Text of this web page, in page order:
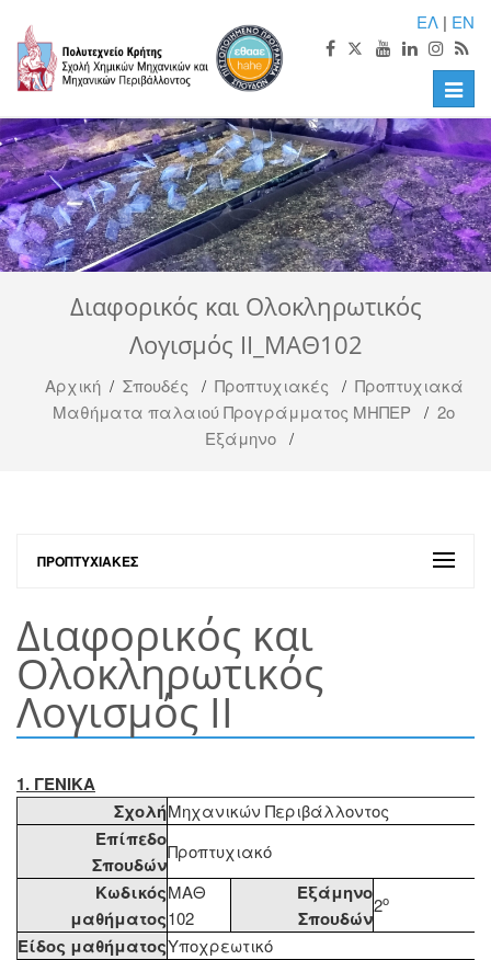
ΕΛ | EN
Toggle
Διαφορικός και Ολοκληρωτικός
Λογισμός ΙΙ_ΜΑΘ102
Αρχική/ Σπουδές / Προπτυχιακές / Προπτυχιακά
Μαθήματα παλαιού Προγράμματος ΜΗΠΕΡ / 2ο
Εξάμηνο /
ΠΡΟΠΤΥΧΙΑΚΈΣ
Διαφορικός και
Ολοκληρωτικός
Λογισμός ΙΙ
1. ΓΕΝΙΚΑ
ΣχολήΜηχανικών Περιβάλλοντος
Επίπεδο
Σπουδών
Προπτυχιακό
Κωδικός
μαθήματος
ΜΑΘ
102
Εξάμηνο
Σπουδών
2ο
Είδος μαθήματοςΥποχρεωτικό